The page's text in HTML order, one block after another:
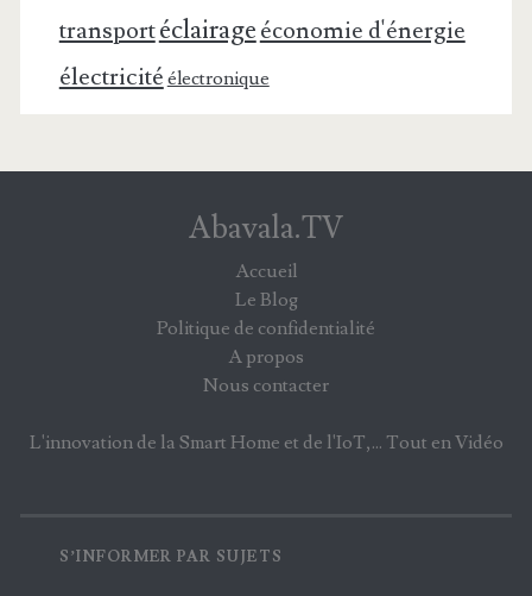
transportéclairageéconomie d'énergie
électricité électronique
Abavala.TV
Accueil
Le Blog
Politique de confidentialité
A propos
Nous contacter
L'innovation de la Smart Home et de l'IoT,... Tout en Vidéo
S’INFORMER PAR SUJETS